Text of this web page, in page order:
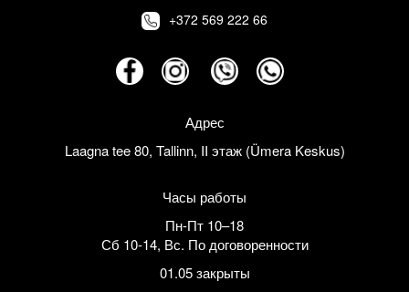
+372 569 222 66
Адрес
Laagna tee 80, Tallinn, II этаж (Ümera Keskus)
Часы работы
Пн-Пт 10–18
Сб 10-14, Вс. По договоренности
01.05 закрыты